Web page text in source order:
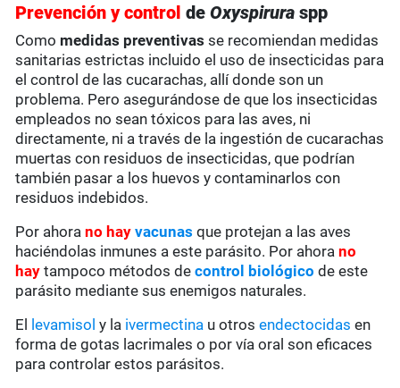
Prevención y control deOxyspiruraspp
Como medidas preventivas se recomiendan medidas
sanitarias estrictas incluido el uso de insecticidas para
el control de las cucarachas, allí donde son un
problema. Pero asegurándose de que los insecticidas
empleados no sean tóxicos para las aves, ni
directamente, ni a través de la ingestión de cucarachas
muertas con residuos de insecticidas, que podrían
también pasar a los huevos y contaminarlos con
residuos indebidos.
Por ahorano hay vacunas que protejan a las aves
haciéndolas inmunes a este parásito. Por ahorano
hay tampoco métodos decontrol biológico de este
parásito mediante sus enemigos naturales.
El
levamisol y la ivermectina u otrosendectocidas en
forma de gotas lacrimales o por vía oral son eficaces
para controlar estos parásitos.